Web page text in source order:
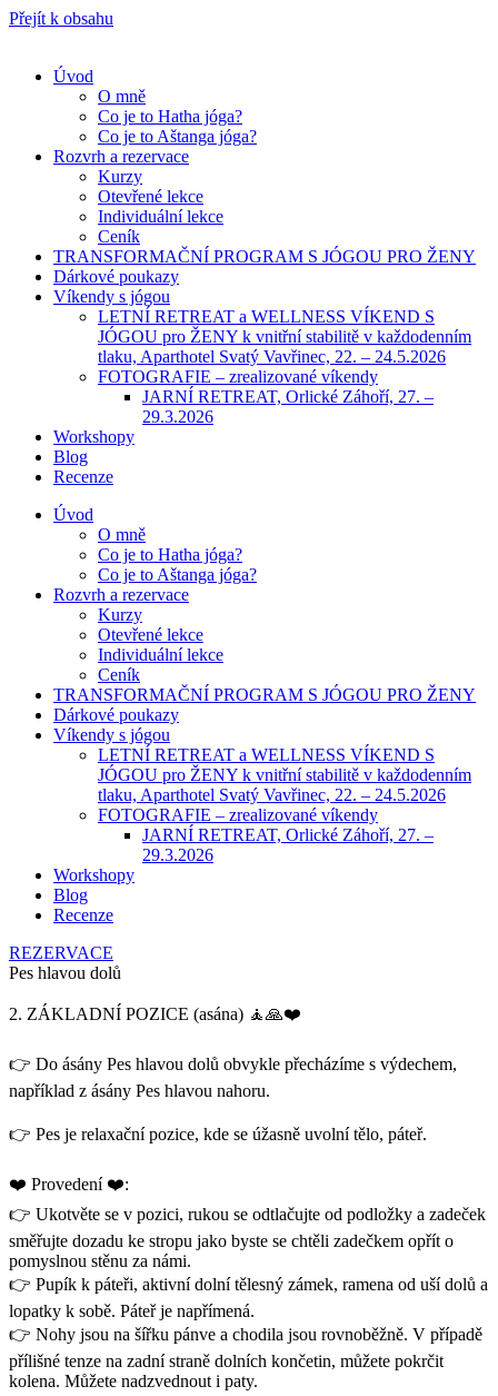
Přejít k obsahu
Úvod
O mně
Co je to Hatha jóga?
Co je to Aštanga jóga?
Rozvrh a rezervace
Kurzy
Otevřené lekce
Individuální lekce
Ceník
TRANSFORMAČNÍ PROGRAM S JÓGOU PRO ŽENY
Dárkové poukazy
Víkendy s jógou
LETNÍ RETREAT a WELLNESS VÍKEND S
JÓGOU pro ŽENY k vnitřní stabilitě v každodenním
tlaku, Aparthotel Svatý Vavřinec, 22. – 24.5.2026
FOTOGRAFIE – zrealizované víkendy
JARNÍ RETREAT, Orlické Záhoří, 27. –
29.3.2026
Workshopy
Blog
Recenze
Úvod
O mně
Co je to Hatha jóga?
Co je to Aštanga jóga?
Rozvrh a rezervace
Kurzy
Otevřené lekce
Individuální lekce
Ceník
TRANSFORMAČNÍ PROGRAM S JÓGOU PRO ŽENY
Dárkové poukazy
Víkendy s jógou
LETNÍ RETREAT a WELLNESS VÍKEND S
JÓGOU pro ŽENY k vnitřní stabilitě v každodenním
tlaku, Aparthotel Svatý Vavřinec, 22. – 24.5.2026
FOTOGRAFIE – zrealizované víkendy
JARNÍ RETREAT, Orlické Záhoří, 27. –
29.3.2026
Workshopy
Blog
Recenze
REZERVACE
Pes hlavou dolů
2. ZÁKLADNÍ POZICE (asána) 🧘🙏❤️
👉 Do ásány Pes hlavou dolů obvykle přecházíme s výdechem,
například z ásány Pes hlavou nahoru.
👉 Pes je relaxační pozice, kde se úžasně uvolní tělo, páteř.
❤️ Provedení ❤️:
👉 Ukotvěte se v pozici, rukou se odtlačujte od podložky a zadeček
směřujte dozadu ke stropu jako byste se chtěli zadečkem opřít o
pomyslnou stěnu za námi.
👉 Pupík k páteři, aktivní dolní tělesný zámek, ramena od uší dolů a
lopatky k sobě. Páteř je napřímená.
👉 Nohy jsou na šířku pánve a chodila jsou rovnoběžně. V případě
přílišné tenze na zadní straně dolních končetin, můžete pokrčit
kolena. Můžete nadzvednout i paty.